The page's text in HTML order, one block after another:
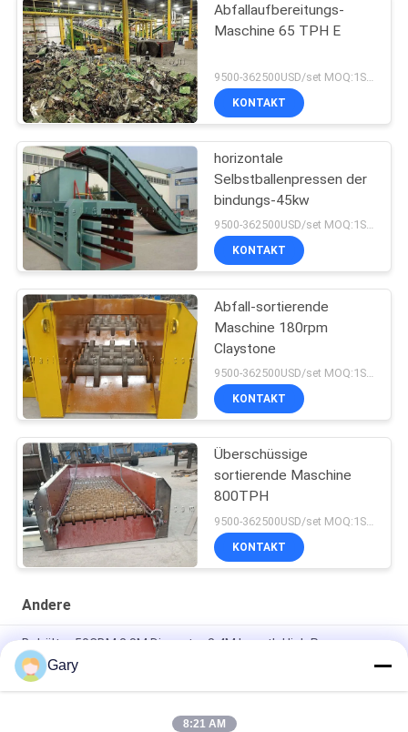
Abfallaufbereitungs-
Maschine 65 TPH E
KONTAKT
horizontale
Selbstballenpressen der
bindungs-45kw
9500-362500USD/set MOQ:1SET
KONTAKT
Abfall-sortierende
Maschine 180rpm
Claystone
9500-362500USD/set MOQ:1SET
KONTAKT
Überschüssige
sortierende Maschine
800TPH
KONTAKT
Andere
Behälter 50CBM 2.8M Diameter 8.4M Length High Pressure
Entwässerungsvibrierender Schirm 20TPH 45% Körnigkeits-
0.35mm
Gary
8:21 AM